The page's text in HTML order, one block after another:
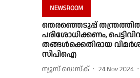
NEWSROOM
തെരഞ്ഞെടുപ്പ് തന്ത്രത്തിൽ
പരിശോധിക്കണം,
തങ്ങൾക്കെതിരായ
സിപിഐ
ന്യൂസ് ഡെസ്ക് 24 Nov 2024